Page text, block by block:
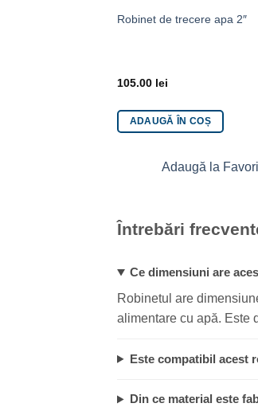
Robinet de trecere apa 2″
105.00 lei
ADAUGĂ ÎN COȘ
Adaugă la
Întrebări
Ce dimensiuni are
Robinetul are
alimentare cu apă. Este
Este compatibil acest
Din ce material este